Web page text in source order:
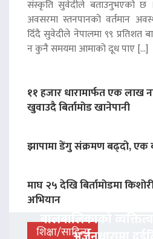
संस्कृति सुवेदीले बताउनुभएको छ ।
अवसरमा स्तनपानको वर्तमान
दिँदै सुवेदीले नेपालमा ९९ प्रतिशत
न कुनै समयमा आमाको दूध पाए […]
११ हजार धारामार्फत एक लाख
खुवाउदै बिर्तामोड खानेपानी
झापामा डेंगु संक्रमण बढ्दो, एक
माघ २५ देखि बिर्तामोडमा
अभियान
शिक्षा/साहित्य
बालबालिकाको